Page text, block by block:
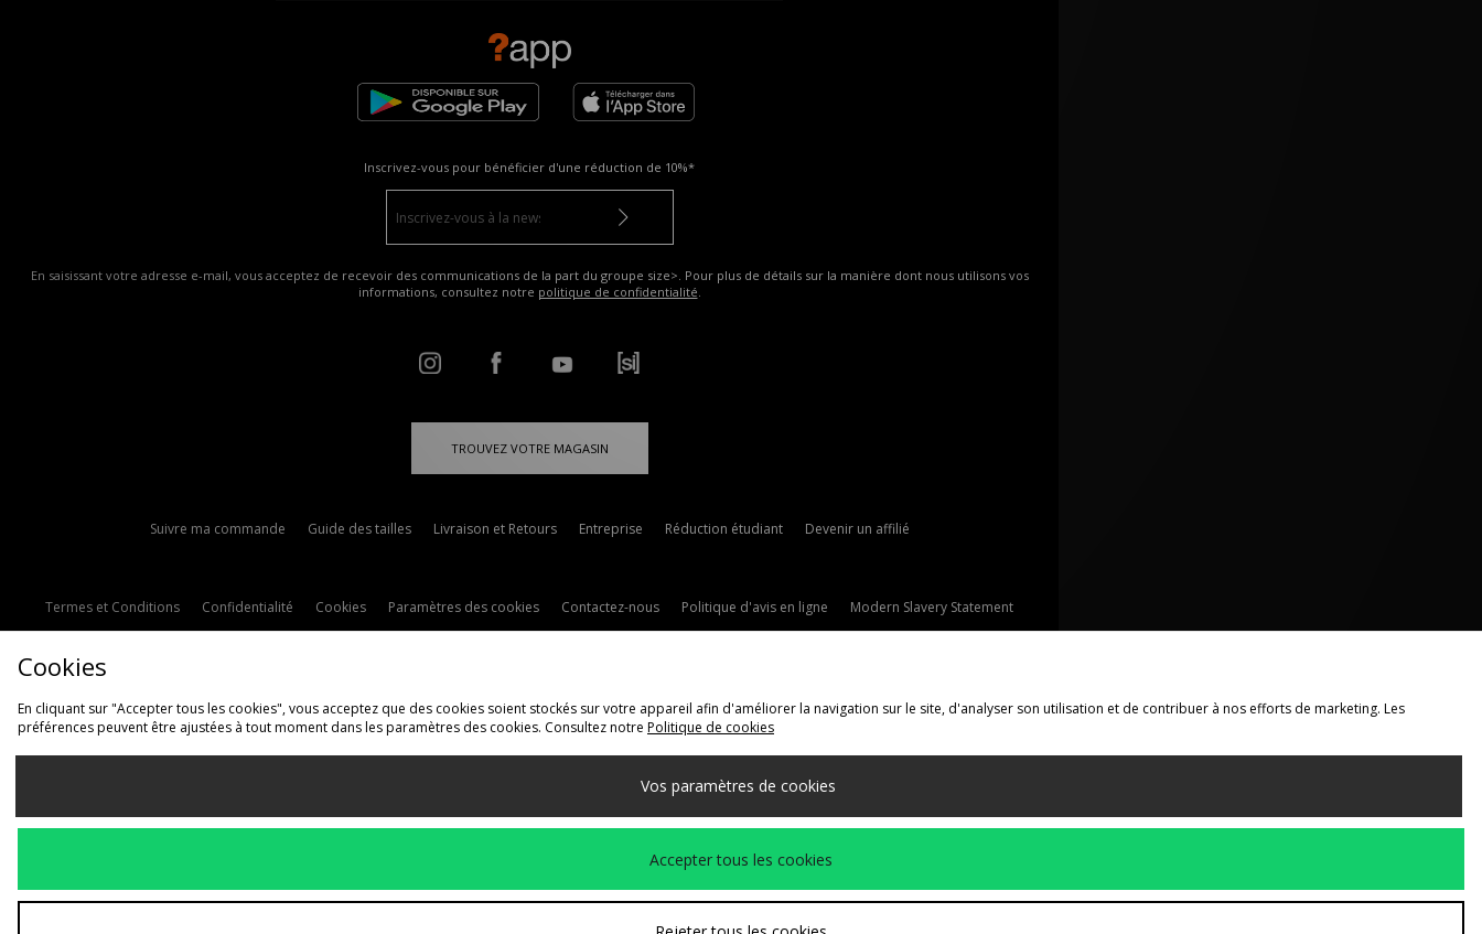
Inscrivez-vous pour bénéficier d'une réduction de 10%*
En saisissant votre adresse e-mail, vous acceptez de recevoir des communications de la part du groupe size>. Pour plus de détails sur la manière dont nous utilisons vos
informations, consultez notre politique de confidentialité.
TROUVEZ VOTRE MAGASIN
Suivre ma commande Guide des tailles Livraison et Retours Entreprise Réduction étudiant Devenir un affilié
Termes et Conditions Confidentialité Cookies Paramètres des cookies Contactez-nous Politique d'avis en ligne Modern Slavery Statement
Livraison Vers
Nous acceptons les méthodes de paiement suivantes
www.jdplc.com
Cookies
En cliquant sur "Accepter tous les cookies", vous acceptez que des cookies soient stockés sur votre appareil afin d'améliorer la navigation sur le site, d'analyser son utilisation et de contribuer à nos efforts de marketing. Les
préférences peuvent être ajustées à tout moment dans les paramètres des cookies. Consultez notre Politique de cookies
Vos paramètres de cookies
Accepter tous les cookies